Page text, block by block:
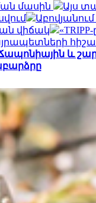
մասին
Այս
վիճակ
Ճապոնիային և